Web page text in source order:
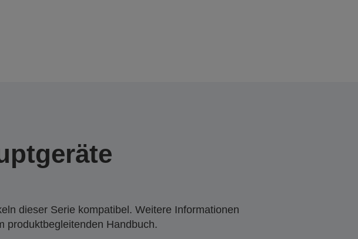
dieser Serie kompatibel. Weitere Informationen
produktbegleitenden Handbuch.